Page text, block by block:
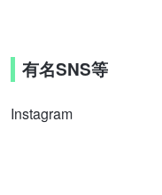
有名SNS等
Instagram